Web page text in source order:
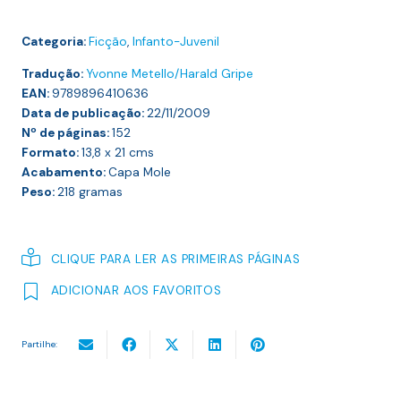
Categoria:Ficção, Infanto-Juvenil
Tradução: Yvonne Metello/Harald Gripe
EAN:9789896410636
Data de publicação:22/11/2009
Nº de páginas:152
Formato:13,8 x 21 cms
Acabamento:Capa Mole
Peso:218 gramas
CLIQUE PARA LER AS PRIMEIRAS PÁGINAS
ADICIONAR AOS FAVORITOS
Partilhe: